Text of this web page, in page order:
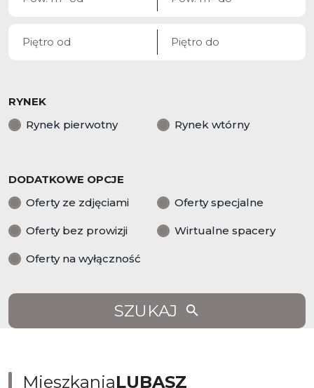
RYNEK
Rynek pierwotny
Rynek wtórny
DODATKOWE OPCJE
Oferty ze zdjęciami
Oferty specjalne
Oferty bez prowizji Wirtualne spacery
Oferty na wyłączność
SZUKAJ
MieszkaniaLUBASZ